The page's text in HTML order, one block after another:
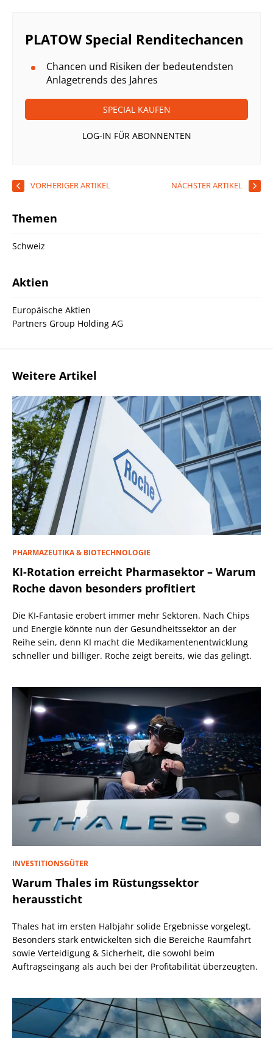
PLATOW Special Renditechancen
Chancen und Risiken der bedeutendsten
Anlagetrends des Jahres
SPECIAL KAUFEN
LOG-IN FÜR ABONNENTEN
VORHERIGER ARTIKEL NÄCHSTER ARTIKEL
Themen
Schweiz
Aktien
Europäische Aktien
Partners Group Holding AG
Weitere Artikel
PHARMAZEUTIKA & BIOTECHNOLOGIE
KI-Rotation erreicht Pharmasektor – Warum
Roche davon besonders profitiert
Die KI-Fantasie erobert immer mehr Sektoren. Nach Chips
und Energie könnte nun der Gesundheitssektor an der
Reihe sein, denn KI macht die Medikamentenentwicklung
schneller und billiger. Roche zeigt bereits, wie das gelingt.
INVESTITIONSGÜTER
Warum Thales im Rüstungssektor
heraussticht
Thales hat im ersten Halbjahr solide Ergebnisse vorgelegt.
Besonders stark entwickelten sich die Bereiche Raumfahrt
sowie Verteidigung & Sicherheit, die sowohl beim
Auftragseingang als auch bei der Profitabilität überzeugten.